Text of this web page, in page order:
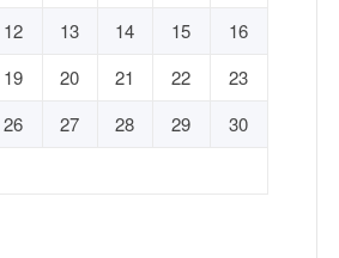
12 13 14 15
16
19 20 21 22
23
26 27 28 29
30